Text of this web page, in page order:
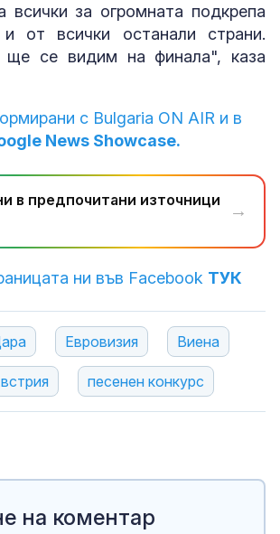
всички за огромната подкрепа
от всички останали страни.
се видим на финала", каза
с Bulgaria ON AIR и в
News Showcase.
в предпочитани източници
→
ни във Facebook ТУК
Евровизия Виена
песенен конкурс
на коментар